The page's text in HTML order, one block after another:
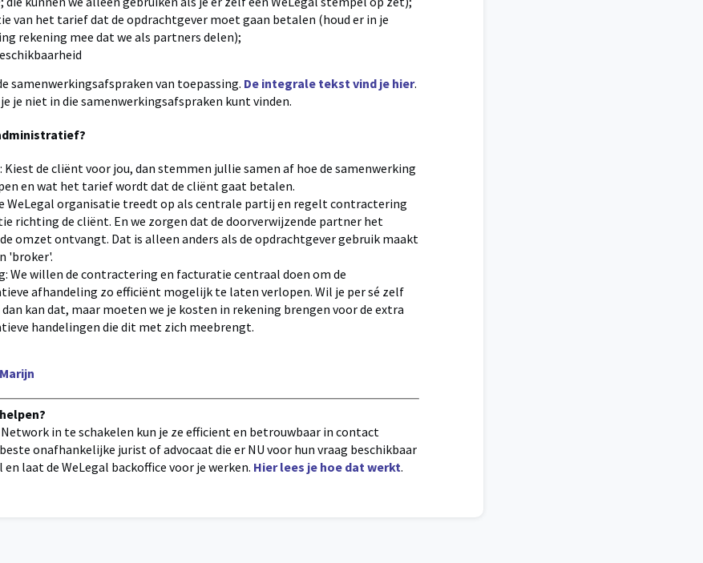
van het tarief dat de opdrachtgever moet gaan betalen (houd er in je
rekening mee dat we als partners delen);
samenwerkingsafspraken van toepassing. De integrale tekst vind je hier.
je niet in die samenwerkingsafspraken kunt vinden.
de cliënt voor jou, dan stemmen jullie samen af hoe de samenwerking
en wat het tarief wordt dat de cliënt gaat betalen.
WeLegal organisatie treedt op als centrale partij en regelt contractering
richting de cliënt. En we zorgen dat de doorverwijzende partner het
omzet ontvangt. Dat is alleen anders als de opdrachtgever gebruik maakt
'broker'.
We willen de contractering en facturatie centraal doen om de
afhandeling zo efficiënt mogelijk te laten verlopen. Wil je per sé zelf
kan dat, maar moeten we je kosten in rekening brengen voor de extra
handelingen die dit met zich meebrengt.
Marijn
Network in te schakelen kun je ze efficient en betrouwbaar in contact
onafhankelijke jurist of advocaat die er NU voor hun vraag beschikbaar
laat de WeLegal backoffice voor je werken. Hier lees je hoe dat werkt.